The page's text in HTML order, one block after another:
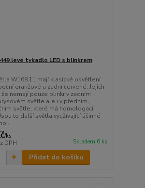
levé tykadlo LED s blinkrem
W168.11 mají klasické osvětlení
oranžové a zadní červené. Jejich
nemají pouze blinkr v zadním
světle ale i v předním,
světle, které má homologaci
to další světla využívající účinné
/ks
DPH Skladem 6 ks
Přidat do košíku